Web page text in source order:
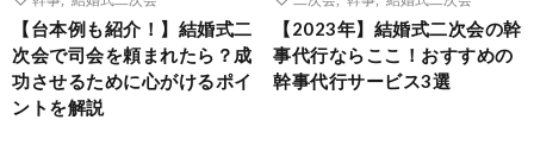
【台本例も紹介！】結婚式二
次会で司会を頼まれたら？成
功させるために心がけるポイ
ントを解説
【2023年】結婚式二次会の幹
事代行ならここ！おすすめの
幹事代行サービス3選